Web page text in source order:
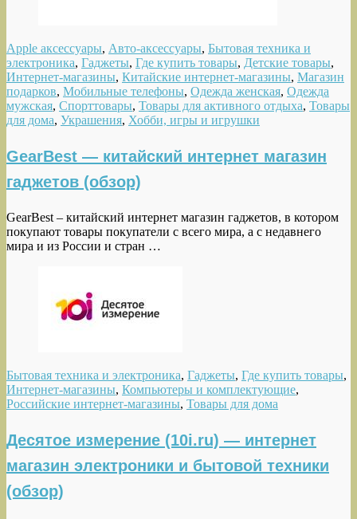
Apple аксессуары, Авто-аксессуары, Бытовая техника и
электроника, Гаджеты, Где купить товары, Детские товары,
Интернет-магазины, Китайские интернет-магазины, Магазин
подарков, Мобильные телефоны, Одежда женская, Одежда
мужская, Спорттовары, Товары для активного отдыха, Товары
для дома, Украшения, Хобби, игры и игрушки
GearBest — китайский интернет магазин
гаджетов (обзор)
GearBest – китайский интернет магазин гаджетов, в котором
покупают товары покупатели с всего мира, а с недавнего
мира и из России и стран …
Бытовая техника и электроника, Гаджеты, Где купить товары,
Интернет-магазины, Компьютеры и комплектующие,
Российские интернет-магазины, Товары для дома
Десятое измерение (10i.ru) — интернет
магазин электроники и бытовой техники
(обзор)